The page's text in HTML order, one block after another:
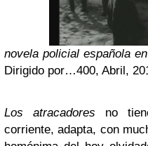
novela policial española
Dirigido por…400, Abril,
Los atracadores no
corriente, adapta, con